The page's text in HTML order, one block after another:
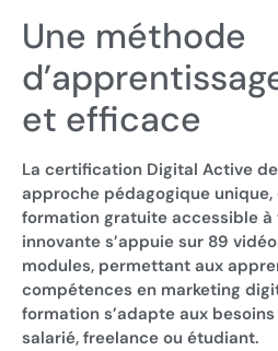
Une méthode
et efficace
La certification Digital Active
approche pédagogique
formation gratuite accessible
innovante s’appuie sur 89
modules, permettant aux
compétences en marketing
formation s’adapte aux
salarié, freelance ou étudiant.